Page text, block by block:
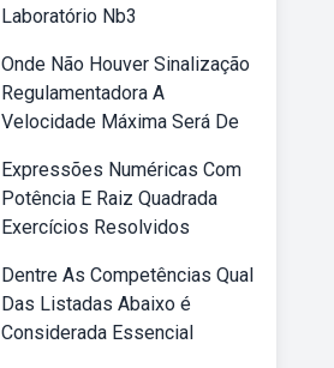
Laboratório Nb3
Onde Não Houver Sinalização
Regulamentadora A
Velocidade Máxima Será De
Expressões Numéricas Com
Potência E Raiz Quadrada
Exercícios Resolvidos
Dentre As Competências Qual
Das Listadas Abaixo é
Considerada Essencial